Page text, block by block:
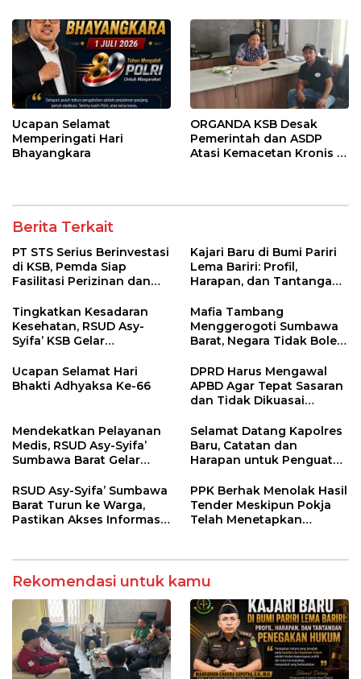
Ucapan Selamat
Memperingati Hari
Bhayangkara
ORGANDA KSB Desak
Pemerintah dan ASDP
Atasi Kemacetan Kronis di
Berita Terkait
PT STS Serius Berinvestasi
di KSB, Pemda Siap
Fasilitasi Perizinan dan
Regulasi
Kajari Baru di Bumi Pariri
Lema Bariri: Profil,
Harapan, dan Tantangan
Tingkatkan Kesadaran
Kesehatan, RSUD Asy-
Syifa’ KSB Gelar
Melitus pada Lansia
Mafia Tambang
Menggerogoti Sumbawa
Barat, Negara Tidak Boleh
hingga WNA
Ucapan Selamat Hari
Bhakti Adhyaksa Ke-66
DPRD Harus Mengawal
APBD Agar Tepat Sasaran
dan Tidak Dikuasai
Tertentu
Mendekatkan Pelayanan
Medis, RSUD Asy-Syifa’
Sumbawa Barat Gelar
Kesehatan di Taliwang
Selamat Datang Kapolres
Baru, Catatan dan
Harapan untuk Penguatan
RSUD Asy-Syifa’ Sumbawa
Barat Turun ke Warga,
Pastikan Akses Informasi
PPK Berhak Menolak Hasil
Tender Meskipun Pokja
Telah Menetapkan
Rekomendasi untuk kamu